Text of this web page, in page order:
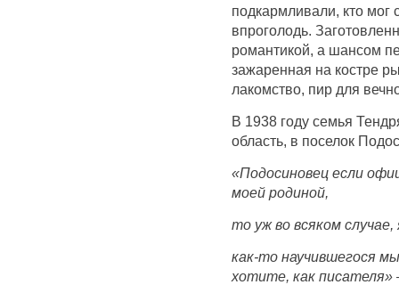
подкармливали, кто мог
впроголодь.
романтикой, а шансом
зажаренная на костре
лакомство, пир для
В 1938 году семья
область, в поселок
«Подосиновец если
моей родиной,
то уж во всяком случае,
как-то научившегося
хотите, как писателя»